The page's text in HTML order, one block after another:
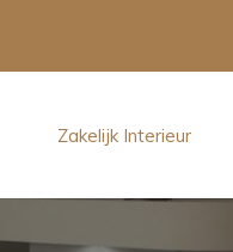
Zakelijk Interieur